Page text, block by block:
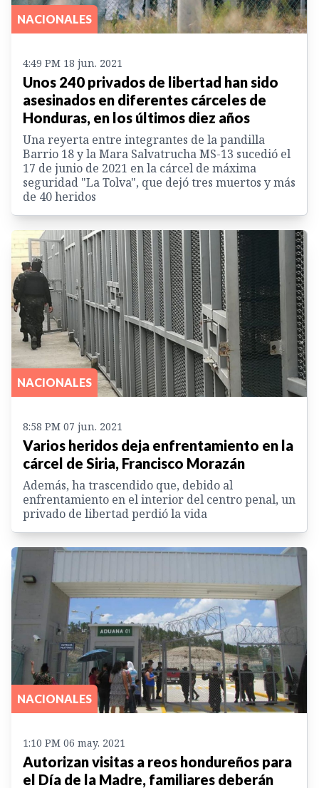
NACIONALES
4:49 PM 18 jun. 2021
Unos 240 privados de libertad han sido
asesinados en diferentes cárceles de
Honduras, en los últimos diez años
Una reyerta entre integrantes de la pandilla
Barrio 18 y la Mara Salvatrucha MS-13 sucedió el
17 de junio de 2021 en la cárcel de máxima
seguridad "La Tolva", que dejó tres muertos y más
de 40 heridos
NACIONALES
8:58 PM 07 jun. 2021
Varios heridos deja enfrentamiento en la
cárcel de Siria, Francisco Morazán
Además, ha trascendido que, debido al
enfrentamiento en el interior del centro penal, un
privado de libertad perdió la vida
NACIONALES
1:10 PM 06 may. 2021
Autorizan visitas a reos hondureños para
el Día de la Madre, familiares deberán